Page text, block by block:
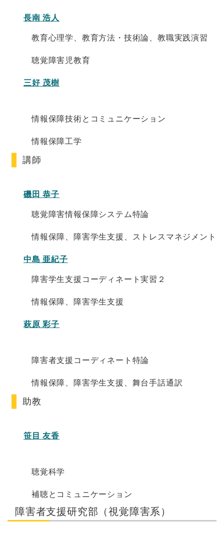
長南 浩人
教育心理学、教育方法・技術論、教職実践演習
聴覚障害児教育
三好 茂樹
情報保障技術とコミュニケーション
情報保障工学
講師
磯田 恭子
聴覚障害情報保障システム特論
情報保障、障害学生支援、ストレスマネジメント
中島 亜紀子
障害学生支援コーディネート実習２
情報保障、障害学生支援
萩原 彩子
障害者支援コーディネート特論
情報保障、障害学生支援、舞台手話通訳
助教
笹目 友香
聴覚科学
補聴とコミュニケーション
障害者支援研究部（視覚障害系）